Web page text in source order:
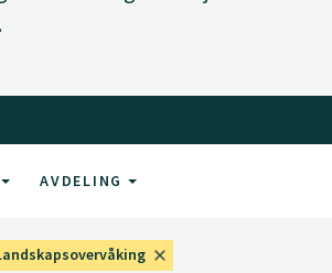
AVDELING